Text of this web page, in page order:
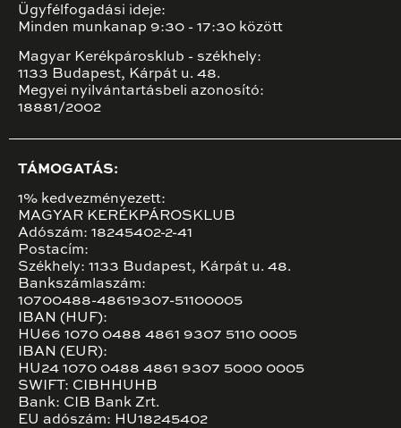
Ügyfélfogadási ideje:
Minden munkanap 9:30 - 17:30 között
Magyar Kerékpárosklub - székhely:
1133 Budapest, Kárpát u. 48.
Megyei nyilvántartásbeli azonosító:
18881/2002
TÁMOGATÁS:
1% kedvezményezett:
MAGYAR KERÉKPÁROSKLUB
Adószám: 18245402-2-41
Postacím:
Székhely: 1133 Budapest, Kárpát u. 48.
Bankszámlaszám:
10700488-48619307-51100005
IBAN (HUF):
HU66 1070 0488 4861 9307 5110 0005
IBAN (EUR):
HU24 1070 0488 4861 9307 5000 0005
SWIFT: CIBHHUHB
Bank: CIB Bank Zrt.
EU adószám: HU18245402